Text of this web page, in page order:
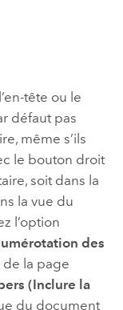
tête ou le
défaut pas
même s’ils
le bouton droit
soit dans la
la vue du
l’option
des
de la page
(Inclure la
du document